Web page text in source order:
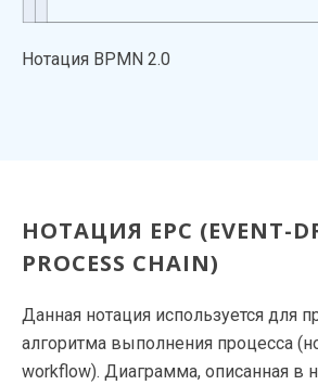
Нотация BPMN 2.0
НОТАЦИЯ EPC (EVENT-
PROCESS CHAIN)
Данная нотация используется для
алгоритма выполнения процесса
workflow). Диаграмма, описанная в